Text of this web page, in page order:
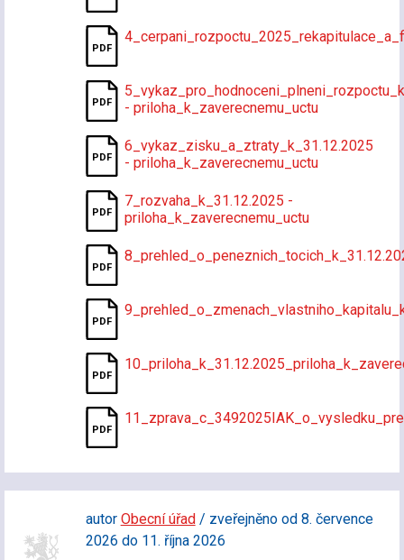
- priloha_k_zaverecnemu_uctu
6_vykaz_zisku_a_ztraty_k_31.12.2025
- priloha_k_zaverecnemu_uctu
7_rozvaha_k_31.12.2025 -
priloha_k_zaverecnemu_uctu
autor Obecní úřad/ zveřejněno od 8. července
2026 do 11. října 2026